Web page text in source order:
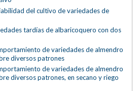
del cultivo de variedades de
tardías de albaricoquero con dos
de variedades de almendro
diversos patrones
de variedades de almendro
diversos patrones, en secano y riego